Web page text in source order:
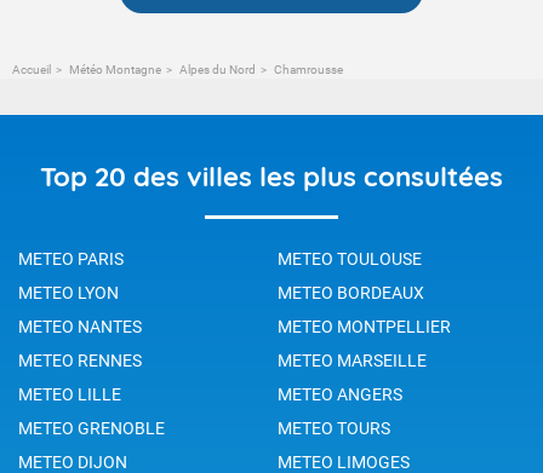
Accueil Météo Montagne Alpes du Nord Chamrousse
Top 20 des villes les plus consultées
METEO PARIS
METEO TOULOUSE
METEO LYON
METEO BORDEAUX
METEO NANTES
METEO MONTPELLIER
METEO RENNES
METEO MARSEILLE
METEO LILLE
METEO ANGERS
METEO GRENOBLE
METEO TOURS
METEO DIJON
METEO LIMOGES